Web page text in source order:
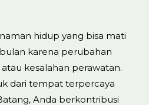
hidup yang bisa mati
karena perubahan
kesalahan perawatan.
dari tempat terpercaya
Anda berkontribusi